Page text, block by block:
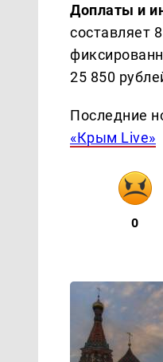
Доплаты и
составляет
25 850
Последние
«Крым Live»
0